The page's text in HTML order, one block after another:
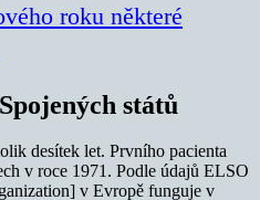
roku některé
států
desítek let. Prvního pacienta
v roce 1971. Podle údajů ELSO
v Evropě funguje v